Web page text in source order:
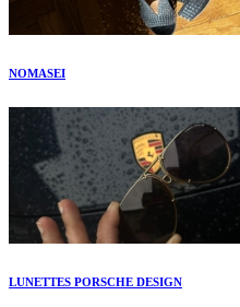
NOMASEI
LUNETTES PORSCHE DESIGN